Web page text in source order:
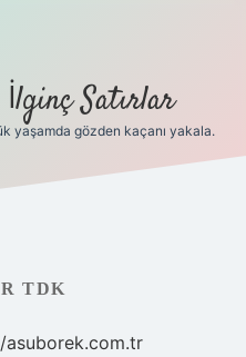
İlginç Satırlar
yaşamda gözden kaçanı yakala.
TDK